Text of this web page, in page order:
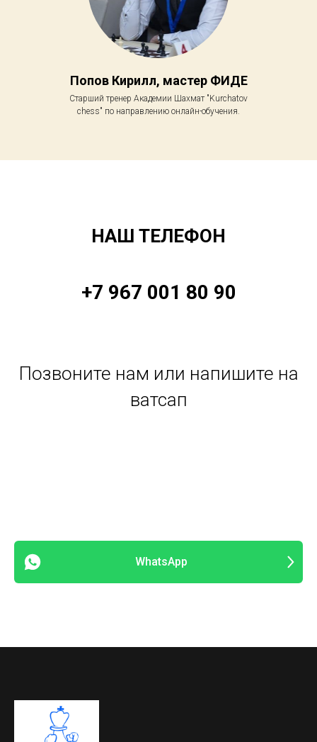
Попов Кирилл, мастер ФИДЕ
Старший тренер Академии Шахмат "Kurchatov
chess" по направлению онлайн-обучения.
НАШ ТЕЛЕФОН
+7 967 001 80 90
Позвоните нам или напишите на
ватсап
WhatsApp